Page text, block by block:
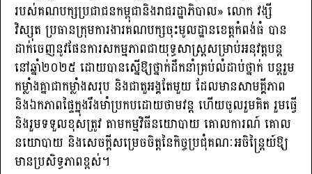
របស់គណបក្សប្រជាជនកម្ពុជានិងរាជរដ្ឋាភិបាល» លោក វង្សី
វិស្សុត ប្រធានក្រុមការងារគណបក្សចុះមូលដ្ឋានខេត្តកំពង់ធំ បាន
ដាក់ចេញនូវផែនការសកម្មភាពជាយុទ្ធសាស្ត្រសម្រាប់អនុវត្តបន្ត
នៅឆ្នាំ២០២៥ ដោយបានស្នើឱ្យថ្នាក់ដឹកនាំគ្រប់លំដាប់ថ្នាក់ បន្តរួម
កម្លាំងគ្នាជាកម្លាំងសរុប និងជាតួអង្គតែមួយ ដែលមានសាមគ្គីភាព
និងឯកភាពផ្ទៃក្នុងរឹងមាំប្រកបដោយថាមវន្ត ហើយចូលរួមគិត រួមធ្វើ
និងរួមទទួលខុសត្រូវ តាមកម្មវិធីនយោបាយ គោលការណ៍ គោល
នយោបាយ និងសេចក្ដីសម្រេចចិត្តនៃកិច្ចប្រជុំគណៈអចិន្ត្រៃយ៍ឱ្យ
មានប្រសិទ្ធភាពខ្ពស់។